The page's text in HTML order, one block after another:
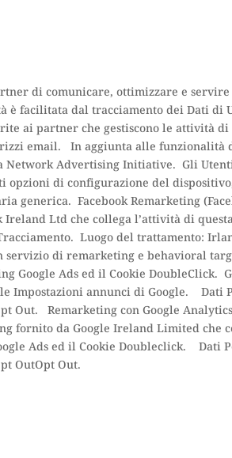
di comunicare, ottimizzare e
è facilitata dal tracciamento dei Dati
ai partner che gestiscono le
email. In aggiunta alle
Advertising Initiative. Gli
di configurazione del
Facebook Remarketing
Ltd che collega l’attività di
Luogo del trattamento:
servizio di remarketing e behavioral
Google Ads ed il Cookie DoubleClick.
Impostazioni annunci di Google.
Out. Remarketing con Google
fornito da Google Ireland Limited che
Ads ed il Cookie Doubleclick.
OutOpt Out.